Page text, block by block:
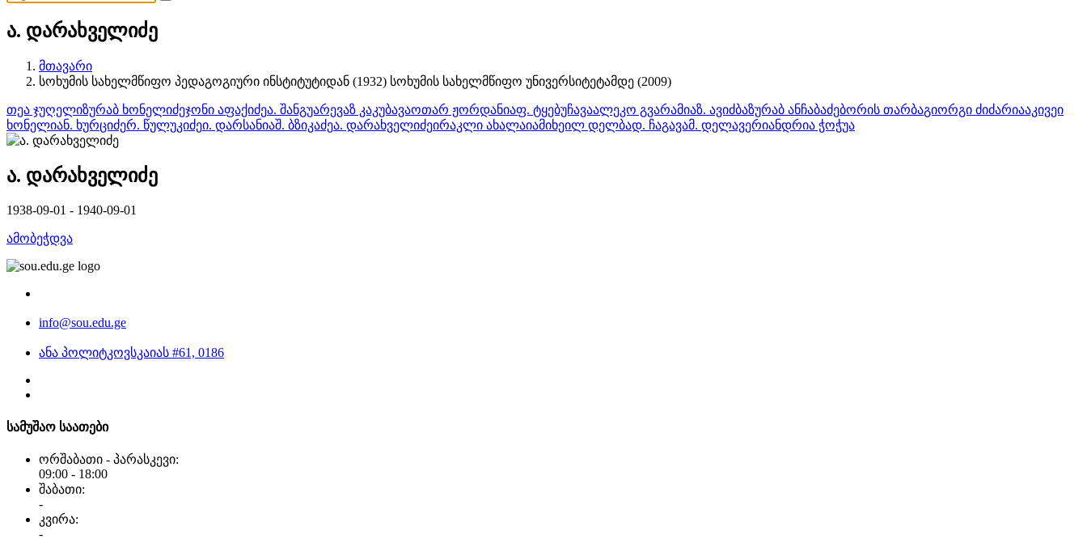
ა. დარახველიძე
მთავარი
სოხუმის სახელმწიფო პედაგოგიური ინსტიტუტიდან (1932) სოხუმის სახელმწიფო უნივერსიტეტამდე (2009)
თეა ჯუღელიზურაბ ხონელიძეჯონი აფაქიძეა. შანგუარევაზ კაკუბავაოთარ ჟორდანიაფ. ტყებუჩავაალეკო გვარამიაზ. ავიძბაზურაბ ანჩაბაძებორის თარბაგიორგი ძიძარიააკივეი
ხონელიან. ხურციძერ. წულუკიძეი. დარსანიაშ. ბზიკაძეა. დარახველიძეირაკლი ახალაიამიხეილ დელბად. ჩაგავამ. დელავერიანდრია ჭოჭუა
ა. დარახველიძე
1938-09-01 - 1940-09-01
ამობეჭდვა
info@sou.edu.ge
ანა პოლიტკოვსკაიას #61, 0186
სამუშაო საათები
ორშაბათი - პარასკევი:
09:00 - 18:00
შაბათი:
-
კვირა:
-